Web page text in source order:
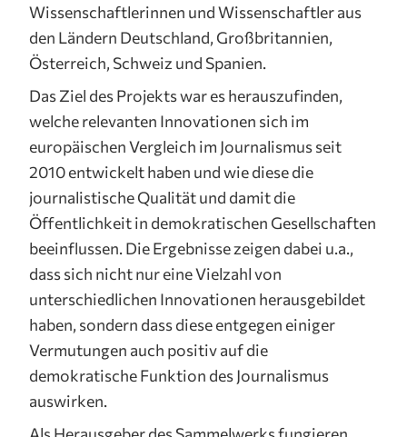
Wissenschaftlerinnen und Wissenschaftler aus
den Ländern Deutschland, Großbritannien,
Österreich, Schweiz und Spanien.
Das Ziel des Projekts war es herauszufinden,
welche relevanten Innovationen sich im
europäischen Vergleich im Journalismus seit
2010 entwickelt haben und wie diese die
journalistische Qualität und damit die
Öffentlichkeit in demokratischen Gesellschaften
beeinflussen. Die Ergebnisse zeigen dabei u.a.,
dass sich nicht nur eine Vielzahl von
unterschiedlichen Innovationen herausgebildet
haben, sondern dass diese entgegen einiger
Vermutungen auch positiv auf die
demokratische Funktion des Journalismus
auswirken.